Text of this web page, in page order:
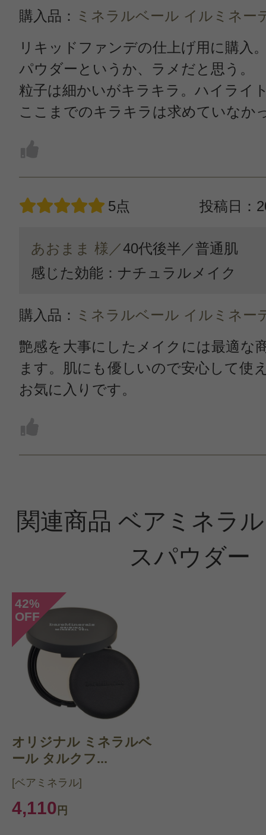
購入品： ミネラルベール イルミネー
リキッドファンデの仕上げ用に購入
パウダーというか、ラメだと思う。
粒子は細かいがキラキラ。ハイライ
ここまでのキラキラは求めていなか
5点 投稿日：
あおまま 様／40代後半／普通肌
感じた効能：ナチュラルメイク
購入品： ミネラルベール イルミネー
艶感を大事にしたメイクには最適な
ます。肌にも優しいので安心して使
お気に入りです。
関連商品 ベアミネラ
スパウダー
42%
OFF
オリジナル ミネラルベ
ール タルクフ...
[ベアミネラル]
4,110 円